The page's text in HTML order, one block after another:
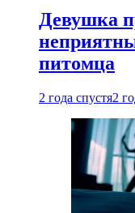
Девушка
питомца
2 года спустя2